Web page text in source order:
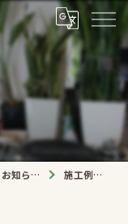
お知らせ 施工例紹介